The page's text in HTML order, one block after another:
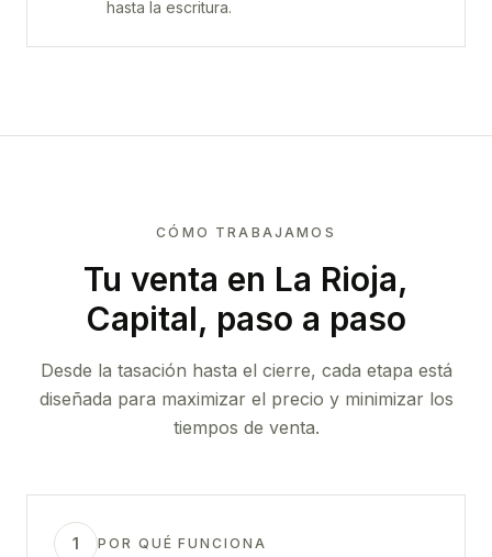
hasta la escritura.
CÓMO TRABAJAMOS
Tu venta en La Rioja,
Capital, paso a paso
Desde la tasación hasta el cierre, cada etapa está
diseñada para maximizar el precio y minimizar los
tiempos de venta.
1 POR QUÉ FUNCIONA